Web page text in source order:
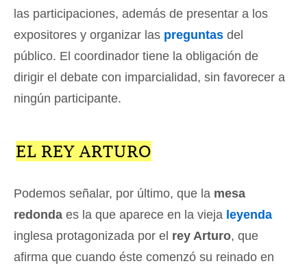
las participaciones, además de presentar a los
expositores y organizar las preguntas del
público. El coordinador tiene la obligación de
dirigir el debate con imparcialidad, sin favorecer a
ningún participante.
EL REY ARTURO
Podemos señalar, por último, que la mesa
redonda es la que aparece en la vieja leyenda
inglesa protagonizada por el rey Arturo, que
afirma que cuando éste comenzó su reinado en